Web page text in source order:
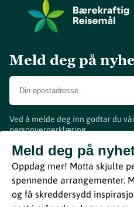
Meld deg på
Ved å melde deg inn godtar du
personvernerklæring.
Meld deg på
Oppdag mer! Motta skjulte
spennende arrangementer.
og få skreddersydd
www.visitvestfold.com
Turistinformasjon
Vestfold
ByBreakfast